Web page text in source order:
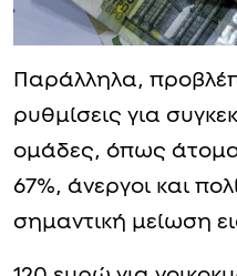
Παράλληλα,
ρυθμίσεις για
ομάδες, όπως
67%, άνεργοι και
σημαντική μείωση